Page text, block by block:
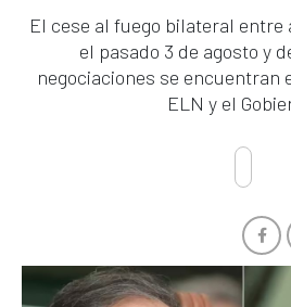
El cese al fuego bilateral entre
el pasado 3 de agosto y
negociaciones se encuentran
ELN y el